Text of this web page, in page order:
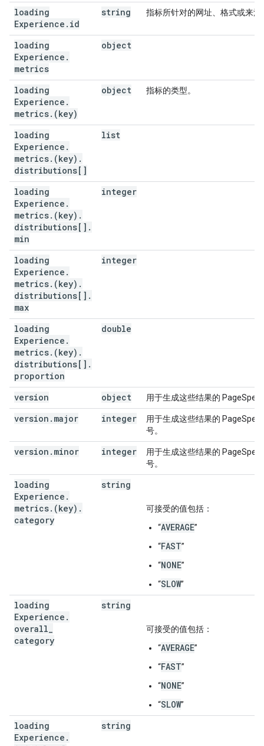
loading
Experience . id
string 指标所针对的网址、格式或来源
loading
Experience .
metrics
object
loading
Experience .
metrics. (key)
object 指标的类型。
loading
Experience .
metrics. (key) .
distributions[]
list
loading
Experience .
metrics. (key) .
distributions[] .
min
integer
loading
Experience .
metrics. (key) .
distributions[] .
max
integer
loading
Experience .
metrics. (key) .
distributions[] .
proportion
double
version object 用于生成这些结果的
version . major integer
用于生成这些结果的
号。
version . minor integer
用于生成这些结果的
号。
loading
Experience .
metrics. (key) .
category
string
可接受的值包括：
“AVERAGE”
“FAST”
“NONE”
“SLOW”
loading
Experience .
overall
category
string
可接受的值包括：
“AVERAGE”
“FAST”
“NONE”
“SLOW”
loading
Experience .
string